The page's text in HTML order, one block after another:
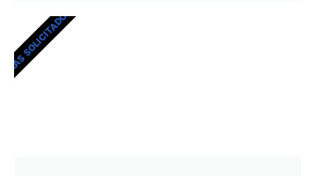
MÁS SOLICITADOS